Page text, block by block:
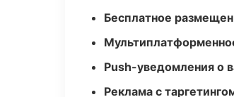
Бесплатное
Push-уведомления о
Реклама с